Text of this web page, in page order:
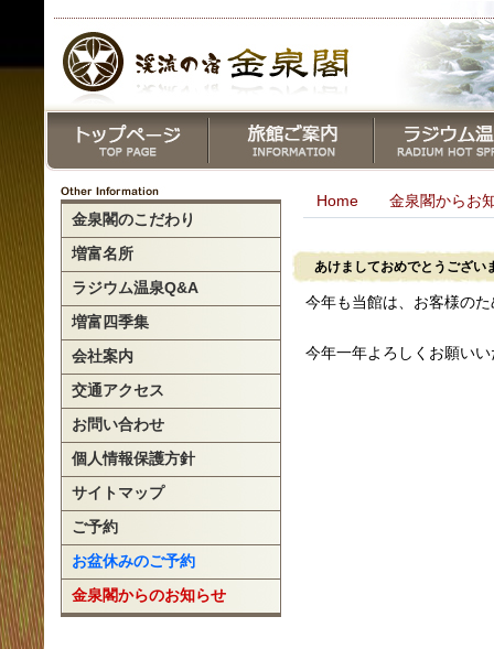
金泉閣のこだわり
増富名所
ラジウム温泉Q&A
増富四季集
会社案内
交通アクセス
お問い合わせ
個人情報保護方針
サイトマップ
ご予約
お盆休みのご予約
金泉閣からのお知らせ
Home 金泉閣からお
あけましておめでとうござい
今年も当館は、お客様の
今年一年よろしくお願い